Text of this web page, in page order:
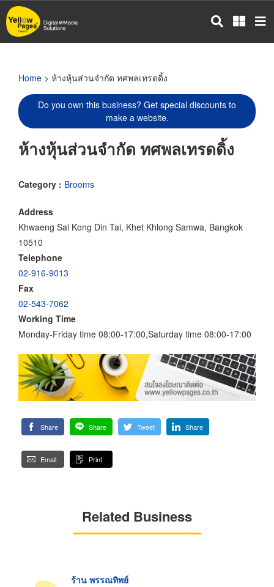
Skip
to
main
Home > ห้างหุ้นส่วนจำกัด ทศพลเทรดดิ้ง
Do you own this business? Get special discounts to
make a website.
ห้างหุ้นส่วนจำกัด ทศพลเทรดดิ้ง
Category : Brooms
Address
Khwaeng Sai Kong Din Tai, Khet Khlong Samwa, Bangkok
10510
Telephone
02-916-9013
Fax
02-543-7062
Working Time
Monday-Friday time 08:00-17:00,Saturday time 08:00-17:00
Share Share Tweet Share
Email Print
Related Business
ร้าน พรรณทิพย์